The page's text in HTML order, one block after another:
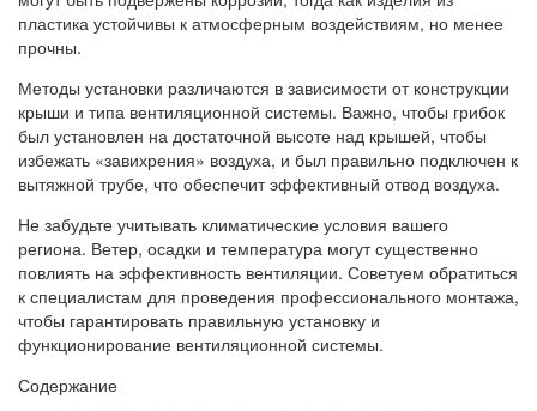
пластика устойчивы к атмосферным воздействиям, но менее
прочны.
Методы установки различаются в зависимости от конструкции
крыши и типа вентиляционной системы. Важно, чтобы грибок
был установлен на достаточной высоте над крышей, чтобы
избежать «завихрения» воздуха, и был правильно подключен к
вытяжной трубе, что обеспечит эффективный отвод воздуха.
Не забудьте учитывать климатические условия вашего
региона. Ветер, осадки и температура могут существенно
повлиять на эффективность вентиляции. Советуем обратиться
к специалистам для проведения профессионального монтажа,
чтобы гарантировать правильную установку и
функционирование вентиляционной системы.
Содержание